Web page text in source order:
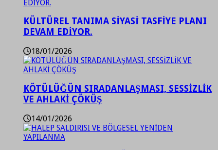
KÜLTÜREL TANIMA SİYASİ TASFİYE PLANI
DEVAM EDİYOR.
18/01/2026
KÖTÜLÜĞÜN SIRADANLAŞMASI, SESSİZLİK
VE AHLAKİ ÇÖKÜŞ
14/01/2026